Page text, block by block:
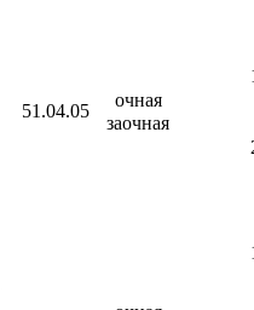
51.04.05
очная
заочная